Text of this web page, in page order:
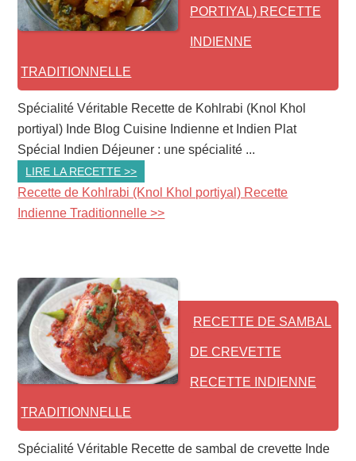
PORTIYAL) RECETTE
INDIENNE
TRADITIONNELLE
Spécialité Véritable Recette de Kohlrabi (Knol Khol
portiyal) Inde Blog Cuisine Indienne et Indien Plat
Spécial Indien Déjeuner : une spécialité ...
LIRE LA RECETTE >>
Recette de Kohlrabi (Knol Khol portiyal) Recette
Indienne Traditionnelle >>
RECETTE DE SAMBAL
DE CREVETTE
RECETTE INDIENNE
TRADITIONNELLE
Spécialité Véritable Recette de sambal de crevette Inde